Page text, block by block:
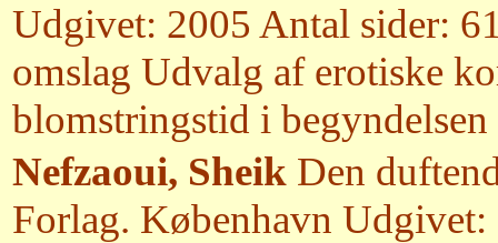
Udgivet: 2005 Antal sider:
omslag Udvalg af erotiske
blomstringstid i
Nefzaoui, Sheik Den
Forlag. København